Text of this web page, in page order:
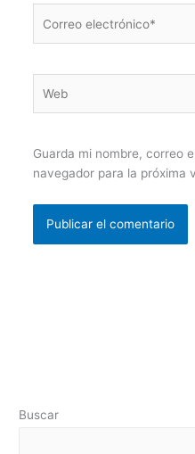
electrónico*
Guarda mi nombre, correo
navegador para la próxima
Buscar